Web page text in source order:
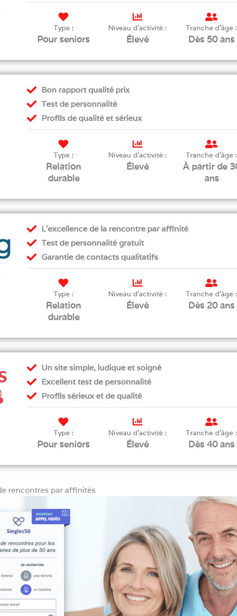
Type :
Pour seniors
Niveau d'activité :
Élevé
Tranche d'âge :
Dès 50 ans
Bon rapport qualité prix
Test de personnalité
Profils de qualité et sérieux
Type :
Relation
durable
Niveau d'activité :
Élevé
Tranche d'âge :
À partir de
ans
L’excellence de la rencontre par affinité
Test de personnalité gratuit
Garantie de contacts qualitatifs
Type :
Relation
durable
Niveau d'activité :
Élevé
Tranche d'âge :
Dès 20 ans
Un site simple, ludique et soigné
Excellent test de personnalité
Profils sérieux et de qualité
Type :
Pour seniors
Niveau d'activité :
Élevé
Tranche d'âge :
Dès 40 ans
rencontres par affinités